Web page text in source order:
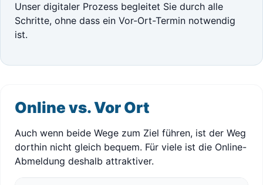
Unser digitaler Prozess begleitet Sie durch alle
Schritte, ohne dass ein Vor-Ort-Termin notwendig
ist.
Online vs. Vor Ort
Auch wenn beide Wege zum Ziel führen, ist der Weg
dorthin nicht gleich bequem. Für viele ist die Online-
Abmeldung deshalb attraktiver.